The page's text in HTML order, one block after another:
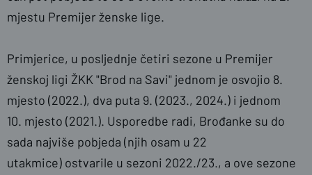
mjestu Premijer ženske lige.
Primjerice, u posljednje četiri sezone u Premijer
ženskoj ligi ŽKK "Brod na Savi" jednom je osvojio 8.
mjesto (2022.), dva puta 9. (2023., 2024.) i jednom
10. mjesto (2021.). Usporedbe radi, Brođanke su do
sada najviše pobjeda (njih osam u 22
utakmice) ostvarile u sezoni 2022./23., a ove sezone